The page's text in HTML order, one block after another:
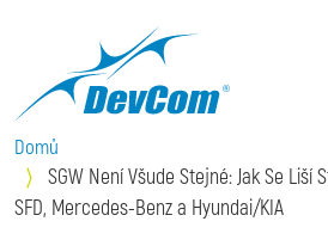
Domů
SGW Není Všude Stejné: Jak Se Liší
SFD, Mercedes-Benz a Hyundai/KIA